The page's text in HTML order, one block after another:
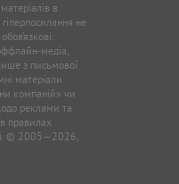
в
не
медіа,
з письмової
матеріали
компаній» чи
реклами та
правилах
© 2005—2026,